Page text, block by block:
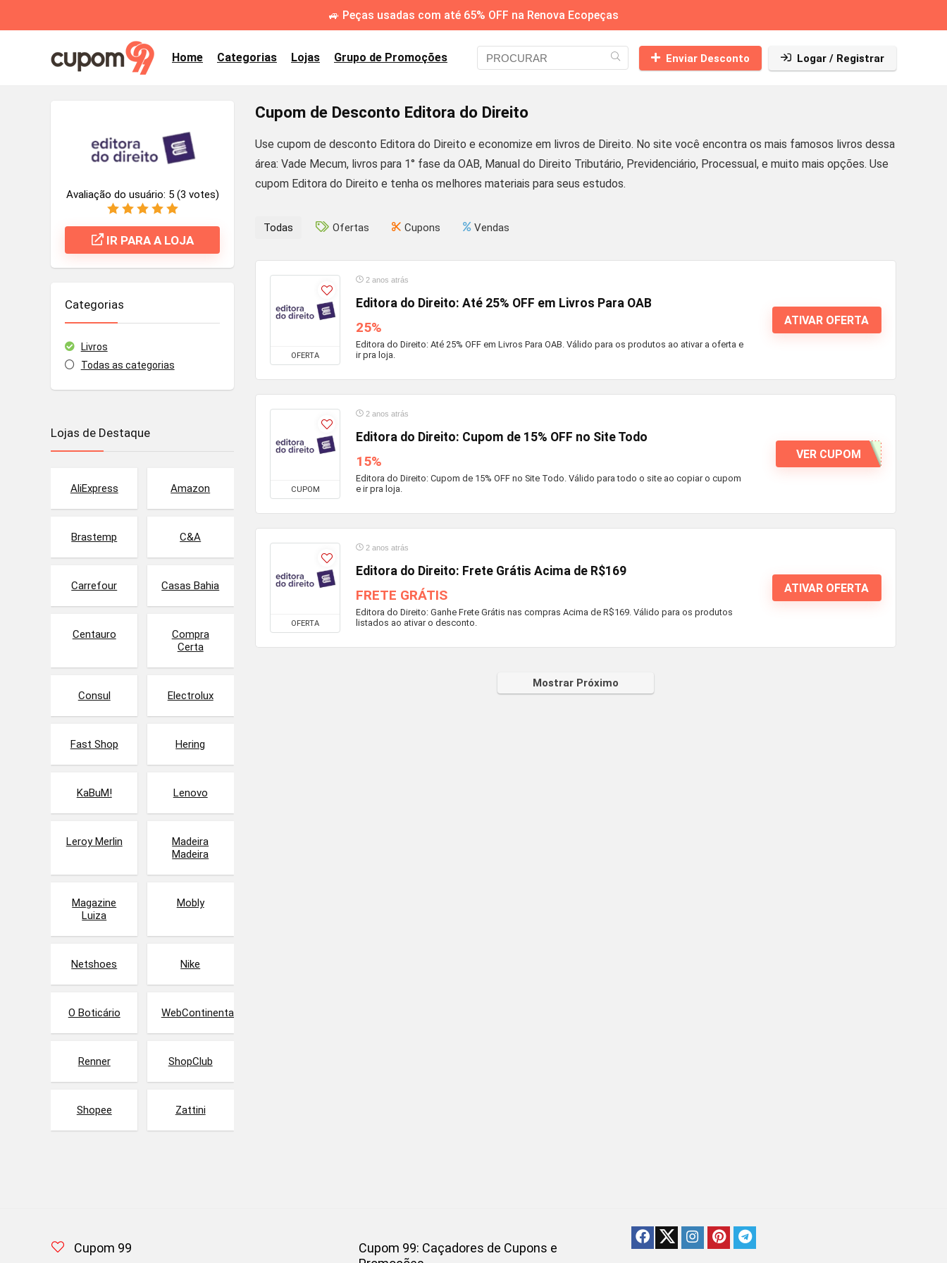
🚙 Peças usadas com até 65% OFF na Renova Ecopeças
Home Categorias Lojas Grupo de Promoções Enviar Desconto Logar / Registrar
Cupom de Desconto Editora do Direito
Use cupom de desconto Editora do Direito e economize em livros de Direito. No site você encontra os mais famosos livros dessa
área: Vade Mecum, livros para 1° fase da OAB, Manual do Direito Tributário, Previdenciário, Processual, e muito mais opções. Use
cupom Editora do Direito e tenha os melhores materiais para seus estudos.
Avaliação do usuário: 5 (3 votes)
IR PARA A LOJA
Categorias
Livros
Todas as categorias
Todas Ofertas Cupons Vendas
OFERTA
2 anos atrás
Editora do Direito: Até 25% OFF em Livros Para OAB
25%
Editora do Direito: Até 25% OFF em Livros Para OAB. Válido para os produtos ao ativar a oferta e
ir pra loja.
ATIVAR OFERTA
CUPOM
2 anos atrás
Editora do Direito: Cupom de 15% OFF no Site Todo
15%
Editora do Direito: Cupom de 15% OFF no Site Todo. Válido para todo o site ao copiar o cupom
e ir pra loja.
VER CUPOM
OFERTA
2 anos atrás
Editora do Direito: Frete Grátis Acima de R$169
FRETE GRÁTIS
Editora do Direito: Ganhe Frete Grátis nas compras Acima de R$169. Válido para os produtos
listados ao ativar o desconto.
ATIVAR OFERTA
Mostrar Próximo
Lojas de Destaque
AliExpress Amazon
Brastemp C&A
Carrefour Casas Bahia
Centauro
Compra
Certa
Consul Electrolux
Fast Shop Hering
KaBuM! Lenovo
Leroy Merlin
Madeira
Madeira
Magazine
Luiza
Mobly
Netshoes Nike
O Boticário WebContinental
Renner ShopClub
Shopee Zattini
Cupom 99
Cupom 99: Caçadores de Cupons e